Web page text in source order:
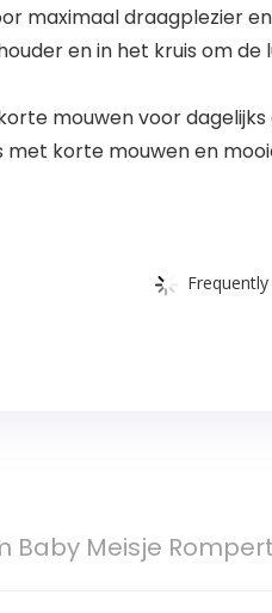
maximaal draagplezier
en in het kruis om
mouwen voor dagelijks
korte mouwen en
Baby Meisje